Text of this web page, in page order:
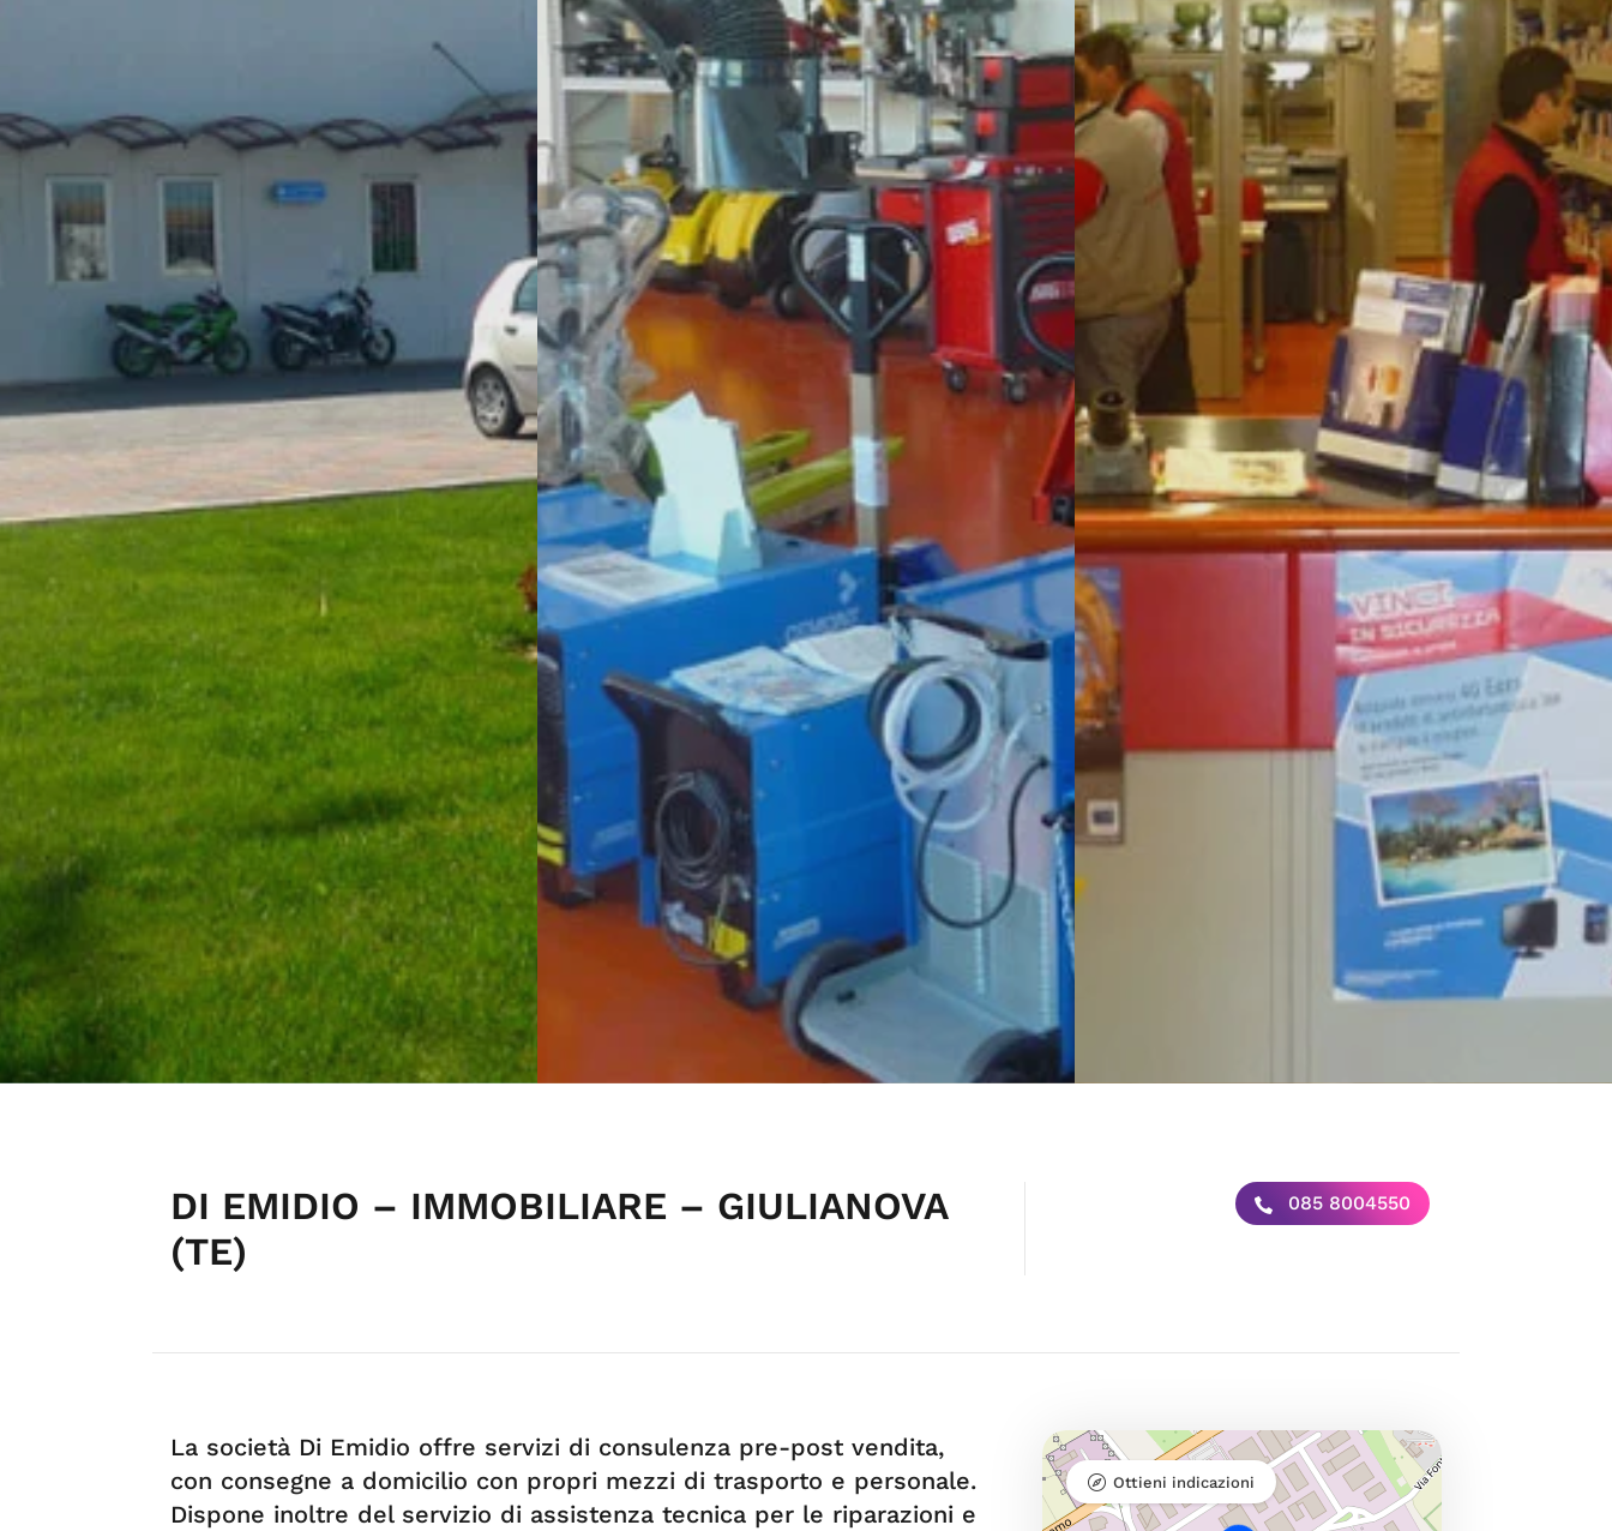
DI EMIDIO – IMMOBILIARE – GIULIANOVA
(TE)
085 8004550
La società Di Emidio offre servizi di consulenza pre-post vendita,
con consegne a domicilio con propri mezzi di trasporto e personale.
Dispone inoltre del servizio di assistenza tecnica per le riparazioni e
Ottieni indicazioni